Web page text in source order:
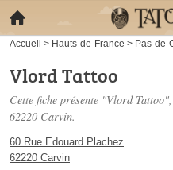
Accueil > Hauts-de-France > Pas-de-
Vlord Tattoo
Cette fiche présente "Vlord
62220 Carvin.
60 Rue Edouard Plachez
62220 Carvin